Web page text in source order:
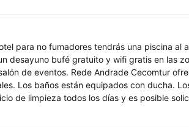
para no fumadores tendrás una piscina al
desayuno bufé gratuito y wifi gratis en las
de eventos. Rede Andrade Cecomtur
Los baños están equipados con ducha.
de limpieza todos los días y es posible